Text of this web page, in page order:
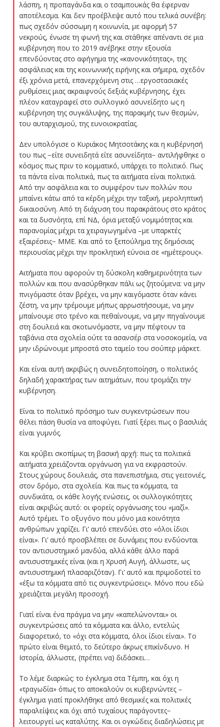
λάσπη, η προπαγάνδα και ο τσαμπουκάς θα έφερναν
αποτέλεσμα. Και δεν προέβλεψε αυτό που τελικά συνέβη:
πως σχεδόν σύσσωμη η κοινωνία, με αφορμή 57
νεκρούς, ένωσε τη φωνή της και στάθηκε απέναντι σε μια
κυβέρνηση που το 2019 ανέβηκε στην εξουσία
επενδύοντας στο αφήγημα της «κανονικότητας», της
ασφάλειας και της κοινωνικής ειρήνης και σήμερα, σχεδόν
έξι χρόνια μετά, επανερχόμενη στις …εργοστασιακές
ρυθμίσεις μιας ακραιφνούς δεξιάς κυβέρνησης, έχει
πλέον καταγραφεί στο συλλογικό ασυνείδητο ως η
κυβέρνηση της συγκάλυψης, της παρακμής των θεσμών,
του αυταρχισμού, της ευνοιοκρατίας.
Δεν υπολόγισε ο Κυριάκος Μητσοτάκης και η κυβέρνησή
του πως −είτε συνειδητά είτε ασυνείδητα− αντιλήφθηκε ο
κόσμος πως πριν το κομματικό, υπάρχει το πολιτικό. Πως
τα πάντα είναι πολιτικά, πως τα αιτήματα είναι πολιτικά.
Από την ασφάλεια και το συμφέρον των πολλών που
μπαίνει κάτω από τα κέρδη μέχρι την ταξική, μεροληπτική
δικαιοσύνη. Από τη διάχυση του παρακράτους στο κράτος
και τα δυσνόητα, επί ΝΔ, όρια μεταξύ νομιμότητας και
παρανομίας μέχρι τα χειραγωγημένα –με υπαρκτές
εξαιρέσεις− ΜΜΕ. Και από το ξεπούλημα της δημόσιας
περιουσίας μέχρι την προκλητική εύνοια σε «ημέτερους».
Αιτήματα που αφορούν τη δύσκολη καθημερινότητα των
πολλών και που ανασύρθηκαν πάλι ως ζητούμενα: να μην
πνιγόμαστε όταν βρέχει, να μην καιγόμαστε όταν κάνει
ζέστη, να μην τρέμουμε μήπως αρρωστήσουμε, να μην
μπαίνουμε στο τρένο και πεθαίνουμε, να μην πηγαίνουμε
στη δουλειά και σκοτωνόμαστε, να μην πέφτουν τα
ταβάνια στα σχολεία ούτε τα ασανσέρ στα νοσοκομεία, να
μην ιδρώνουμε μπροστά στο ταμείο του σούπερ μάρκετ.
Και είναι αυτή ακριβώς η συνειδητοποίηση, ο πολιτικός
δηλαδή χαρακτήρας των αιτημάτων, που τρομάζει την
κυβέρνηση.
Είναι το πολιτικό πρόσημο των συγκεντρώσεων που
θέλει πάση θυσία να αποφύγει. Γιατί ξέρει πως ο βασιλιάς
είναι γυμνός.
Και κρύβει σκοπίμως τη βασική αρχή: πως τα πολιτικά
αιτήματα χρειάζονται οργάνωση για να εκφραστούν.
Στους χώρους δουλειάς, στα πανεπιστήμια, στις γειτονιές,
στον δρόμο, στα σχολεία. Και πως τα κόμματα, τα
συνδικάτα, οι κάθε λογής ενώσεις, οι συλλογικότητες
είναι ακριβώς αυτό: οι φορείς οργάνωσης του «μαζί».
Αυτό τρέμει. Το οξυγόνο που μόνο μια κοινότητα
ανθρώπων χαρίζει. Γι’ αυτό επενδύει στο «όλοι ίδιοι
είναι». Γι’ αυτό προσβλέπει σε δυνάμεις που ενδύονται
τον αντισυστημικό μανδύα, αλλά κάθε άλλο παρά
αντισυστημικές είναι (και η Χρυσή Αυγή, άλλωστε, ως
αντισυστημική πλασαριζόταν). Γι’ αυτό και πριμοδοτεί το
«έξω τα κόμματα από τις συγκεντρώσεις». Μόνο που εδώ
χρειάζεται μεγάλη προσοχή.
Γιατί είναι ένα πράγμα να μην «καπελώνονται» οι
συγκεντρώσεις από τα κόμματα και άλλο, εντελώς
διαφορετικό, το «όχι στα κόμματα, όλοι ίδιοι είναι». Το
πρώτο είναι θεμιτό, το δεύτερο άκρως επικίνδυνο. Η
Ιστορία, άλλωστε, (πρέπει να) διδάσκει…
Το λέμε διαρκώς: το έγκλημα στα Τέμπη, και όχι η
«τραγωδία» όπως το αποκαλούν οι κυβερνώντες –
έγκλημα γιατί προκλήθηκε από θεσμικές και πολιτικές
παραλείψεις και όχι από τυχαίους παράγοντες−
λειτουργεί ως καταλύτης. Και οι ογκώδεις διαδηλώσεις με